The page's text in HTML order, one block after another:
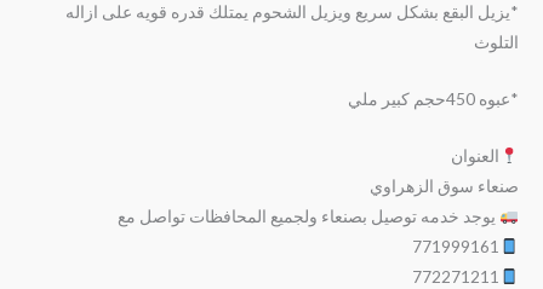
*يزيل البقع بشكل سريع ويزيل الشحوم يمتلك قدره قويه على ازاله
التلوث
*عبوه 450حجم كبير ملي
العنوان
صنعاء سوق الزهراوي
يوجد خدمه توصيل بصنعاء ولجميع المحافظات تواصل مع
771999161
772271211